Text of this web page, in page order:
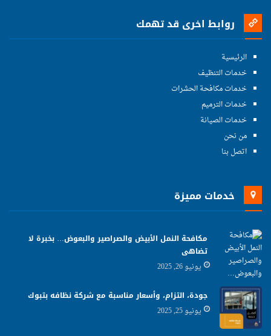
روابط اخرى قد تهمك
الرئيسية
خدمات التنظيف
خدمات مكافحة الحشرات
خدمات الترميم
خدمات الصيانة
من نحن
اتصل بنا
خدمات مميزة
مكافحة النمل الأبيض والصراصير والبعوض… بخبرة لا
تضاهى
يونيو 26, 2025
جودة، التزام، وأسعار مناسبة مع شركة نظافه بتبوك
يونيو 25, 2025